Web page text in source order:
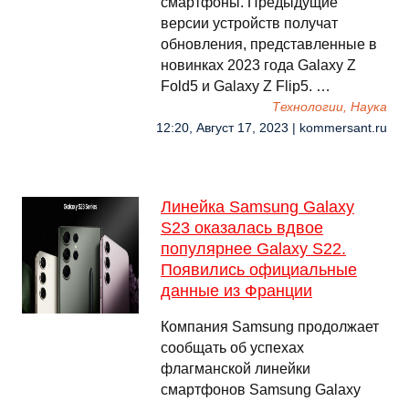
версии устройств получат
обновления, представленные в
новинках 2023 года Galaxy Z
Fold5 и Galaxy Z Flip5. …
Технологии, Наука
12:20, Август 17, 2023 | kommersant.ru
Линейка Samsung Galaxy
S23 оказалась вдвое
популярнее Galaxy S22.
Появились официальные
данные из Франции
Компания Samsung продолжает
сообщать об успехах
флагманской линейки
смартфонов Samsung Galaxy